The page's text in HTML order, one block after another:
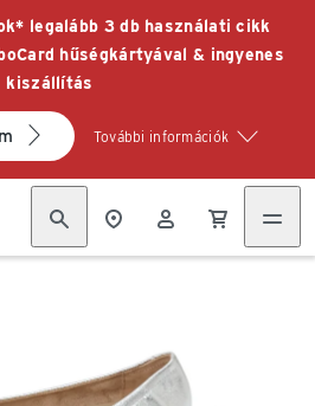
legalább 3 db használati cikk
hűségkártyával & ingyenes
kiszállítás
További információk